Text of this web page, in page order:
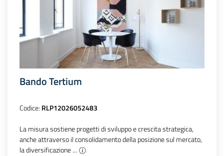
Bando Tertium
Codice: RLP12026052483
La misura sostiene progetti di sviluppo e crescita strategica,
anche attraverso il consolidamento della posizione sul mercato,
la diversificazione ...